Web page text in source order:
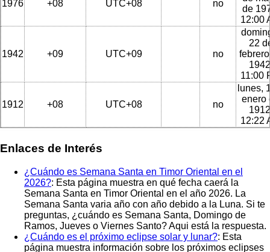
1976 +08 UTC+08 no
de
12:00
1942 +09 UTC+09 no
22
11:00
1912 +08 UTC+08 no
lunes,
enero
12:22
Enlaces de Interés
¿Cuándo es Semana Santa en Timor Oriental en el
2026?: Esta página muestra en qué fecha caerá la
Semana Santa en Timor Oriental en el año 2026. La
Semana Santa varia año con año debido a la Luna. Si te
preguntas, ¿cuándo es Semana Santa, Domingo de
Ramos, Jueves o Viernes Santo? Aqui está la respuesta.
¿Cuándo es el próximo eclipse solar y lunar?: Esta
página muestra información sobre los próximos eclipses